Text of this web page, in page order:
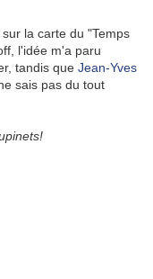
la carte du "Temps
l'idée m'a paru
tandis que Jean-Yves
sais pas du tout